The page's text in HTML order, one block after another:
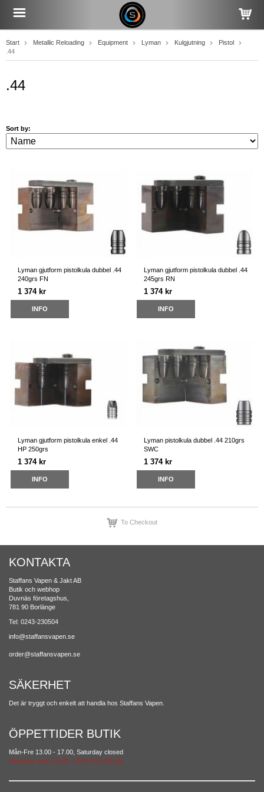
Start Metallic Reloading Equipment Lyman Kulgjutning
Pistol
.44
.44
Sort by:
Lyman gjutform pistolkula dubbel .44
240grs FN
1 374 kr
INFO
Lyman gjutform pistolkula dubbel .44
245grs RN
1 374 kr
INFO
Lyman gjutform pistolkula enkel .44
HP 250grs
1 374 kr
INFO
Lyman pistolkula dubbel .44 210grs
SWC
1 374 kr
INFO
To Checkout
KONTAKTA
Staffans Vapen & Jakt AB
Butik och webhop
Duvnäs företagshus,
781 90 Borlänge
Tel: 0243-230504
info@staffansvapen.se
order@staffansvapen.se
SÄKERHET
Det är tryggt och enkelt att handla hos Staffans Vapen.
ÖPPETTIDER BUTIK
Mån-Fre 13.00 - 17.00, Saturday closed
Saturday open 10.00 -14.00 from 28 july.